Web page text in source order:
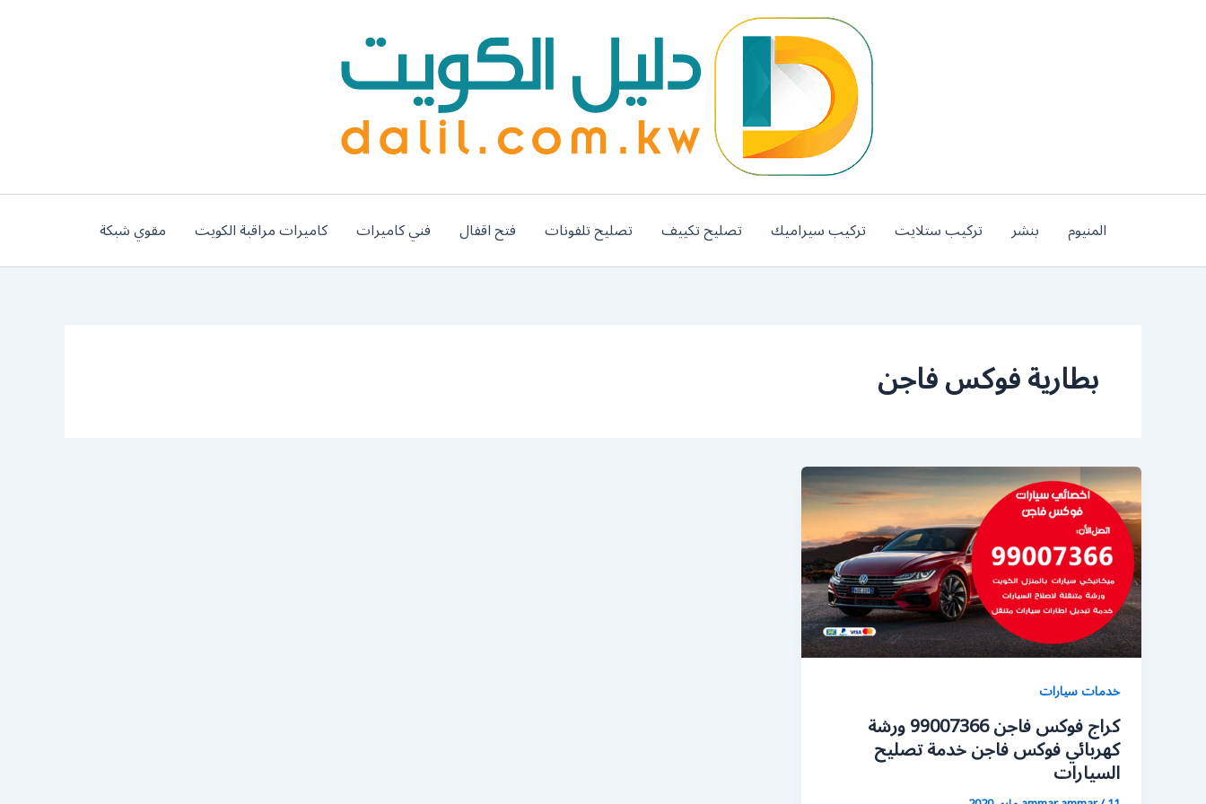
المنيوم بنشر تركيب ستلايت تركيب سيراميك تصليح تكييف تصليح تلفونات فتح اقفال فني كاميرات كاميرات مراقبة الكويت مقوي شبكة
بطارية فوكس فاجن
خدمات سيارات
كراج فوكس فاجن 99007366 ورشة
كهربائي فوكس فاجن خدمة تصليح
السيارات